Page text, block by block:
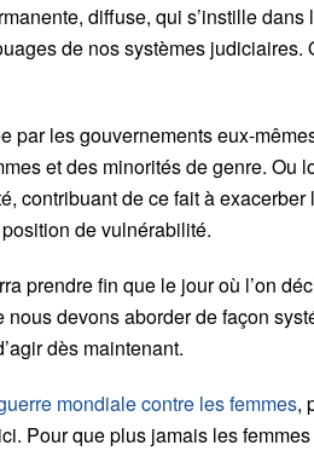
diffuse, qui s’instille
de nos systèmes
par les gouvernements eux-
et des minorités de genre. Ou
contribuant de ce fait à
de vulnérabilité.
prendre fin que le jour où l’on
nous devons aborder de façon
dès maintenant.
mondiale contre les femmes,
Pour que plus jamais les